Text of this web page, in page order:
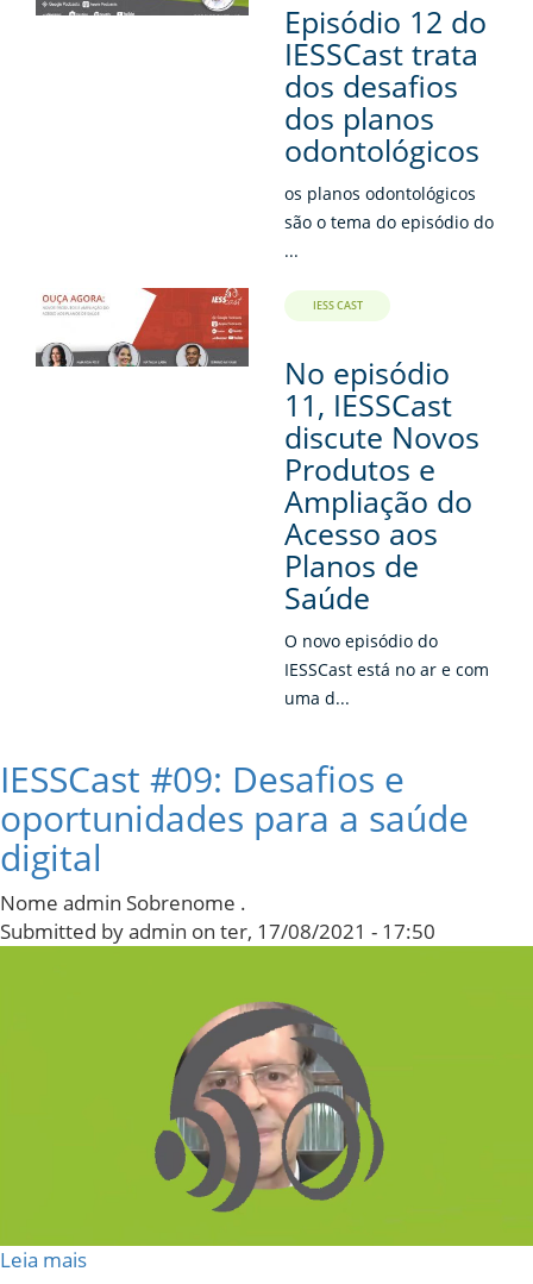
Episódio 12 do
IESSCast trata
dos desafios
dos planos
odontológicos
os planos odontológicos
são o tema do episódio do
...
IESS CAST
No episódio
11, IESSCast
discute Novos
Produtos e
Ampliação do
Acesso aos
Planos de
Saúde
O novo episódio do
IESSCast está no ar e com
uma d...
IESSCast #09: Desafios e
oportunidades para a saúde
digital
Nome admin Sobrenome .
Submitted byadmin on ter, 17/08/2021 - 17:50
Leia mais